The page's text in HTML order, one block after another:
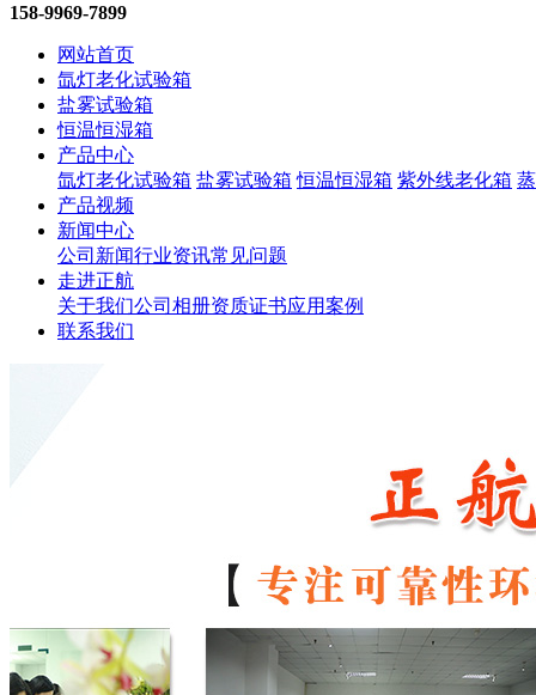
158-9969-7899
网站首页
氙灯老化试验箱
盐雾试验箱
恒温恒湿箱
产品中心
氙灯老化试验箱 盐雾试验箱 恒温恒湿箱 紫外线老化箱
产品视频
新闻中心
公司新闻行业资讯常见问题
走进正航
关于我们公司相册资质证书应用案例
联系我们